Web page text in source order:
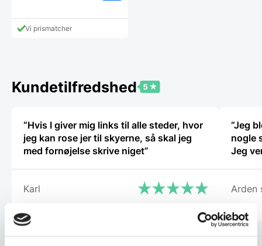
vare
vælges
på
Vi prismatcher
Kundetilfredshed
“Hvis I giver mig links til alle steder, hvor
jeg kan rose jer til skyerne, så skal jeg
med fornøjelse skrive niget”
Karl
“Jeg
nogle
Jeg
Arden